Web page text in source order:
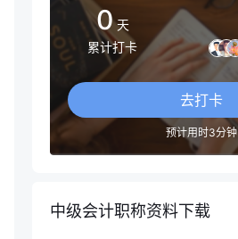
0 天
累计打卡
去打卡
预计用时3分钟
中级会计职称资料下载